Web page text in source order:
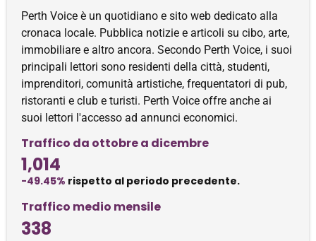
Perth Voice è un quotidiano e sito web dedicato alla
cronaca locale. Pubblica notizie e articoli su cibo, arte,
immobiliare e altro ancora. Secondo Perth Voice, i suoi
principali lettori sono residenti della città, studenti,
imprenditori, comunità artistiche, frequentatori di pub,
ristoranti e club e turisti. Perth Voice offre anche ai
suoi lettori l'accesso ad annunci economici.
Traffico da ottobre a dicembre
1,014
-49.45% rispetto al periodo precedente.
Traffico medio mensile
338